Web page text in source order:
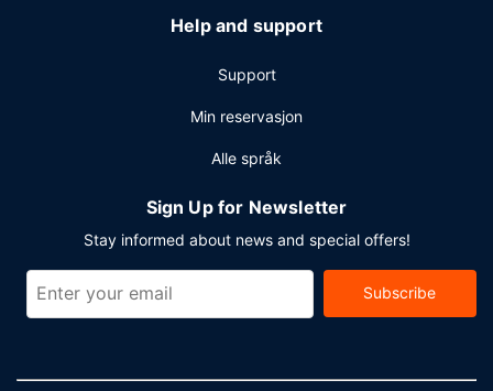
Help and support
Support
Min reservasjon
Alle språk
Sign Up for Newsletter
Stay informed about news and special offers!
Subscribe